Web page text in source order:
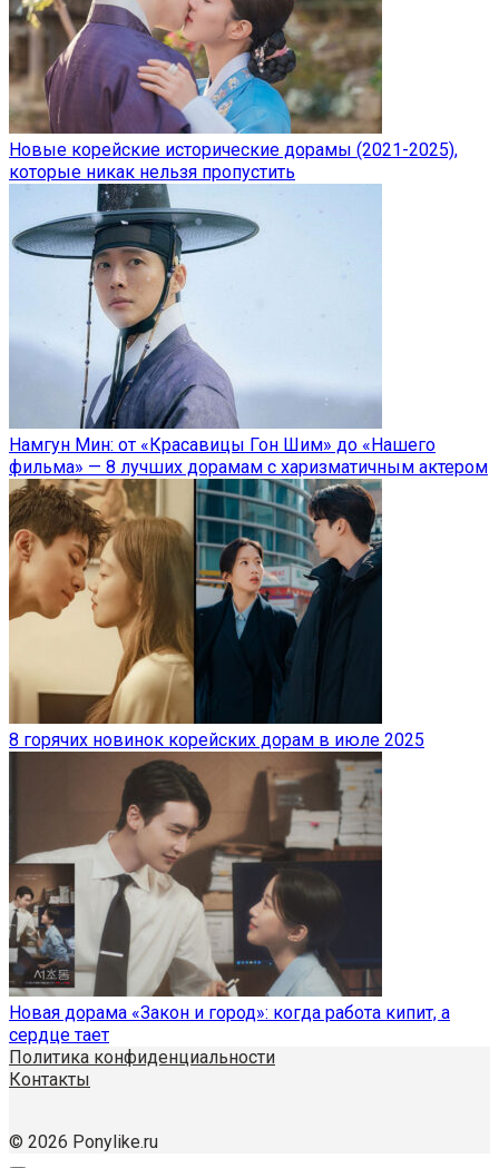
Новые корейские исторические дорамы (2021-2025),
которые никак нельзя пропустить
Намгун Мин: от «Красавицы Гон Шим» до «Нашего
фильма» — 8 лучших дорамам с харизматичным актером
8 горячих новинок корейских дорам в июле 2025
Новая дорама «Закон и город»: когда работа кипит, а
сердце тает
Политика конфиденциальности
Контакты
© 2026 Ponylike.ru